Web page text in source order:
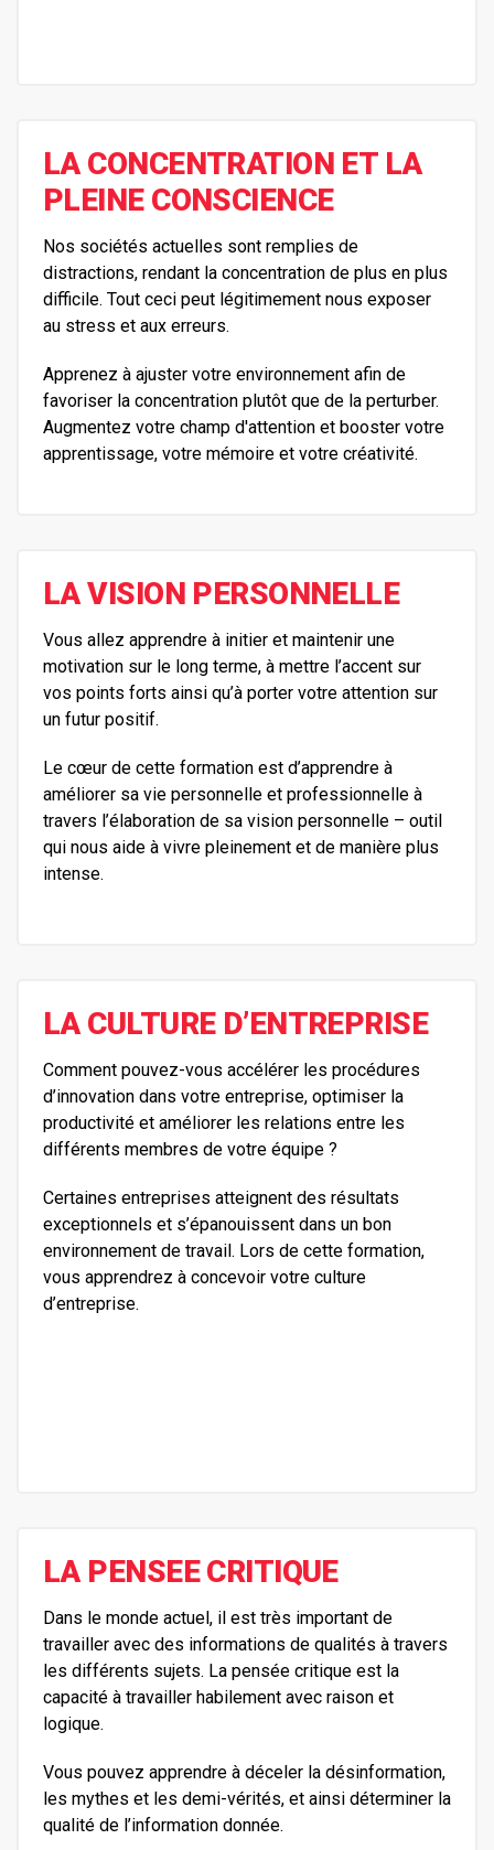
LA CONCENTRATION ET LA
PLEINE CONSCIENCE
Nos sociétés actuelles sont remplies de
distractions, rendant la concentration de plus en plus
difficile. Tout ceci peut légitimement nous exposer
au stress et aux erreurs.
Apprenez à ajuster votre environnement afin de
favoriser la concentration plutôt que de la perturber.
Augmentez votre champ d'attention et booster votre
apprentissage, votre mémoire et votre créativité.
LA VISION PERSONNELLE
Vous allez apprendre à initier et maintenir une
motivation sur le long terme, à mettre l’accent sur
vos points forts ainsi qu’à porter votre attention sur
un futur positif.
Le cœur de cette formation est d’apprendre à
améliorer sa vie personnelle et professionnelle à
travers l’élaboration de sa vision personnelle – outil
qui nous aide à vivre pleinement et de manière plus
intense.
LA CULTURE D’ENTREPRISE
Comment pouvez-vous accélérer les procédures
d’innovation dans votre entreprise, optimiser la
productivité et améliorer les relations entre les
différents membres de votre équipe ?
Certaines entreprises atteignent des résultats
exceptionnels et s’épanouissent dans un bon
environnement de travail. Lors de cette formation,
vous apprendrez à concevoir votre culture
d’entreprise.
LA PENSEE CRITIQUE
Dans le monde actuel, il est très important de
travailler avec des informations de qualités à travers
les différents sujets. La pensée critique est la
capacité à travailler habilement avec raison et
logique.
Vous pouvez apprendre à déceler la désinformation,
les mythes et les demi-vérités, et ainsi déterminer la
qualité de l’information donnée.